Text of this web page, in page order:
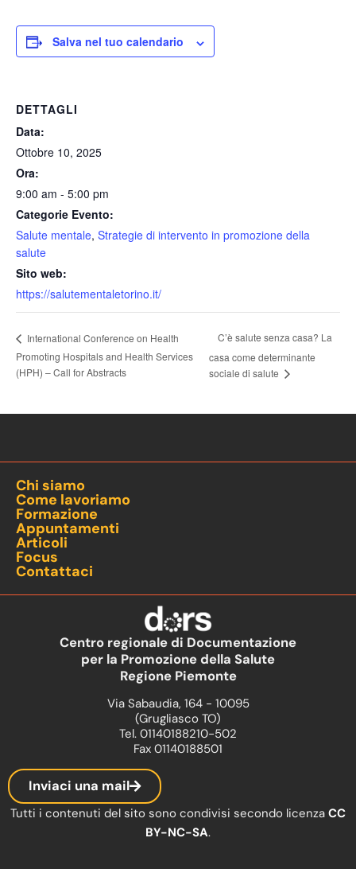
Salva nel tuo calendario
DETTAGLI
Data:
Ottobre 10, 2025
Ora:
9:00 am - 5:00 pm
Categorie Evento:
Salute mentale, Strategie di intervento in promozione della
salute
Sito web:
https://salutementaletorino.it/
International Conference on Health
Promoting Hospitals and Health Services
(HPH) – Call for Abstracts
C’è salute senza casa? La
casa come determinante
sociale di salute
Chi siamo
Come lavoriamo
Formazione
Appuntamenti
Articoli
Focus
Contattaci
Centro regionale di Documentazione
per la Promozione della Salute
Regione Piemonte
Via Sabaudia, 164 - 10095
(Grugliasco TO)
Tel. 01140188210-502
Fax 01140188501
Inviaci una mail
Tutti i contenuti del sito sono condivisi secondo licenza CC
BY-NC-SA.